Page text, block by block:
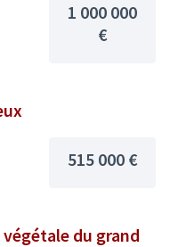
1 000 000
€
515 000 €
du grand